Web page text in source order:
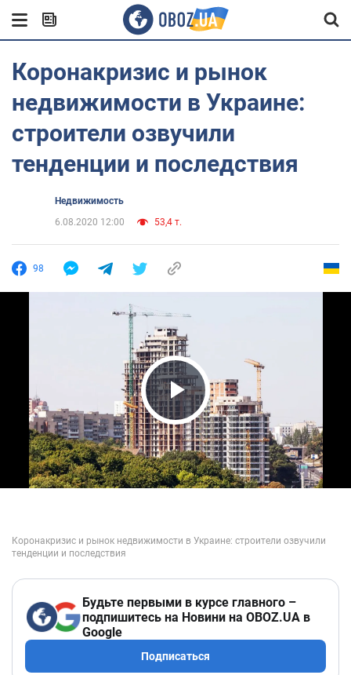
Коронакризис и рынок
недвижимости в Украине:
строители озвучили
тенденции и последствия
Недвижимость
6.08.2020 12:00
53,4 т.
98
Play Video
Будьте первыми в курсе главного –
подпишитесь на Новини на OBOZ.UA в
Google
Подписаться